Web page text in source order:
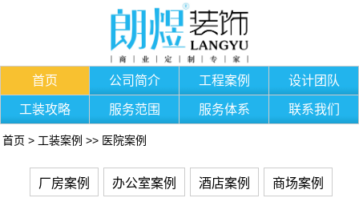
首页 公司简介 工程案例 设计团队
工装攻略 服务范围 服务体系 联系我们
首页 > 工装案例 >> 医院案例
厂房案例 办公室案例 酒店案例 商场案例